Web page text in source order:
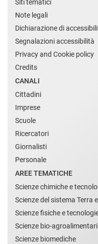
Siti tematici
Note legali
Dichiarazione di
Segnalazioni accessibilità
Privacy and Cookie policy
Credits
CANALI
Cittadini
Imprese
Scuole
Ricercatori
Giornalisti
Personale
AREE TEMATICHE
Scienze chimiche e
Scienze del sistema Terra
Scienze fisiche e
Scienze bio-agroalimentari
Scienze biomediche